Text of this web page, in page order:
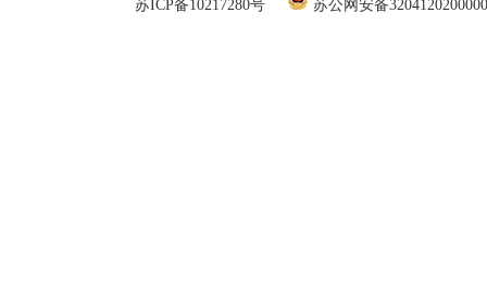
苏ICP备10217280号
苏公网安备